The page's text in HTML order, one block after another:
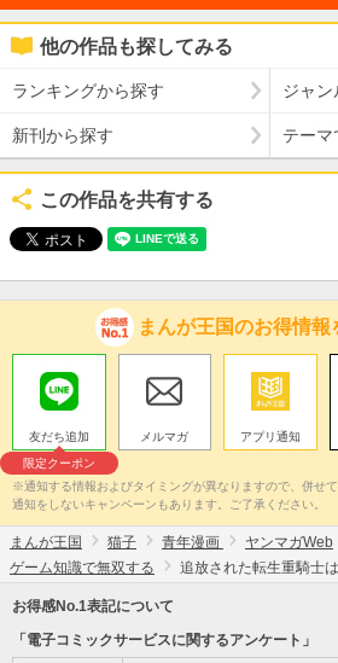
他の作品も探してみる
ランキングから探す ジャン
新刊から探す テーマ
この作品を共有する
まんが王国のお得情報
友だち追加
限定クーポン
メルマガ アプリ通知
※通知する情報およびタイミングが異なりますので、併せ
通知をしないキャンペーンもあります。ご了承ください。
まんが王国 猫子 青年漫画 ヤンマガWeb
ゲーム知識で無双する
追放された転生重騎士
お得感No.1表記について
「電子コミックサービスに関するアンケート」